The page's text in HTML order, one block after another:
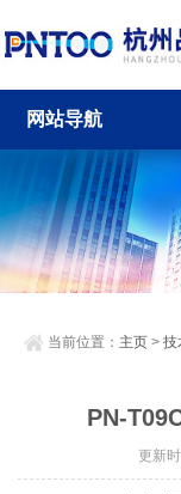
网站导航
当前位置： 主页 >技
PN-
更新